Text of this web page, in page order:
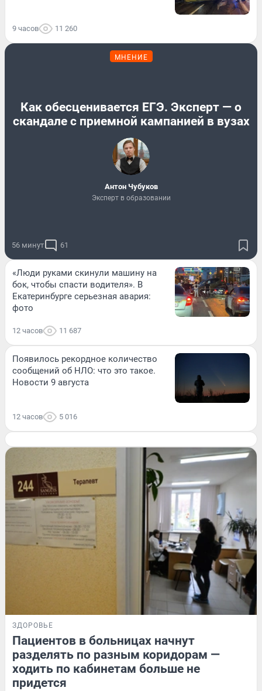
9 часов 11 260
МНЕНИЕ
Как обесценивается ЕГЭ. Эксперт — о
скандале с приемной кампанией в вузах
Антон Чубуков
Эксперт в образовании
56 минут 61
«Люди руками скинули машину на
бок, чтобы спасти водителя». В
Екатеринбурге серьезная авария:
фото
12 часов 11 687
Появилось рекордное количество
сообщений об НЛО: что это такое.
Новости 9 августа
12 часов 5 016
ЗДОРОВЬЕ
Пациентов в больницах начнут
разделять по разным коридорам —
ходить по кабинетам больше не
придется